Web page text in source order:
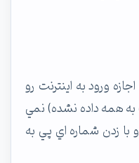
ورود به اينترنت رو
به همه داده نشده) نمي
با زدن شماره اي پي به